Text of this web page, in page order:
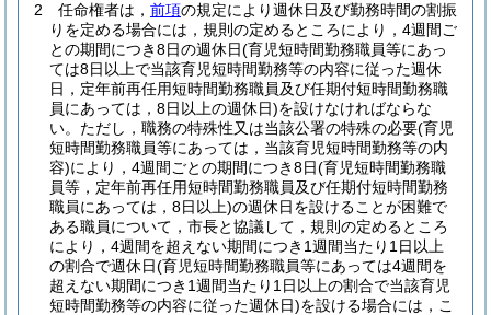
2
任命権者は， 前項の規定により週休日及び勤務時間の割振
りを定める場合には，規則の定めるところにより，4週間ご
との期間につき8日の週休日(育児短時間勤務職員等にあっ
ては8日以上で当該育児短時間勤務等の内容に従った週休
日，定年前再任用短時間勤務職員及び任期付短時間勤務職
員にあっては，8日以上の週休日)を設けなければならな
い。 ただし，職務の特殊性又は当該公署の特殊の必要(育児
短時間勤務職員等にあっては，当該育児短時間勤務等の内
容)により，4週間ごとの期間につき8日(育児短時間勤務職
員等，定年前再任用短時間勤務職員及び任期付短時間勤務
職員にあっては，8日以上)の週休日を設けることが困難で
ある職員について，市長と協議して，規則の定めるところ
により，4週間を超えない期間につき1週間当たり1日以上
の割合で週休日(育児短時間勤務職員等にあっては4週間を
超えない期間につき1週間当たり1日以上の割合で当該育児
短時間勤務等の内容に従った週休日)を設ける場合には，こ